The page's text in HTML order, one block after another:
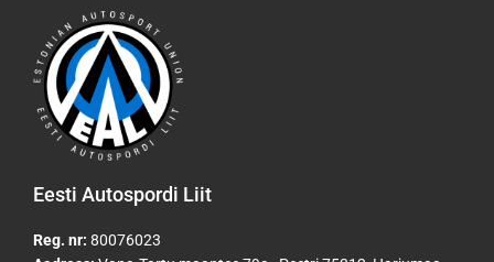
Eesti Autospordi Liit
Reg. nr: 80076023